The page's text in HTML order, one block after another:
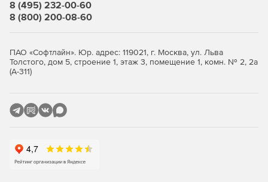
Почтовые клиенты, такие как Microsoft Outlook.
8 (495) 232-00-60
8 (800) 200-08-60
ПАО «Софтлайн». Юр. адрес: 119021, г. Москва, ул. Льва
Толстого, дом 5, строение 1, этаж 3, помещение 1, комн. № 2, 2а
(А-311)